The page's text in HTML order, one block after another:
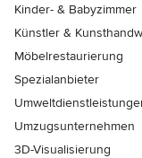
Kinder- & Babyzimmer
Künstler &
Möbelrestaurierung
Spezialanbieter
Umzugsunternehmen
3D-Visualisierung